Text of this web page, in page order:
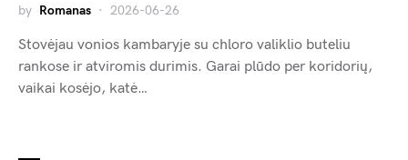
by Romanas 2026-06-26
Stovėjau vonios kambaryje su chloro valiklio buteliu
rankose ir atviromis durimis. Garai plūdo per koridorių,
vaikai kosėjo, katė…